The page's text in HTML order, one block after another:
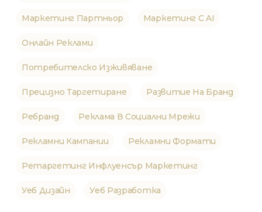
Маркетинг Партньор Маркетинг С AI
Онлайн Реклами
Потребителско Изживяване
Прецизно Таргетиране Развитие На Бранд
Ребранд Реклама В Социални Мрежи
Рекламни Кампании Рекламни Формати
Ретаргетинг Инфлуенсър Маркетинг
Уеб Дизайн Уеб Разработка